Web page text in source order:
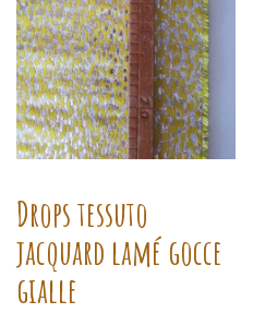
Drops tessuto
jacquard lamé gocce
gialle